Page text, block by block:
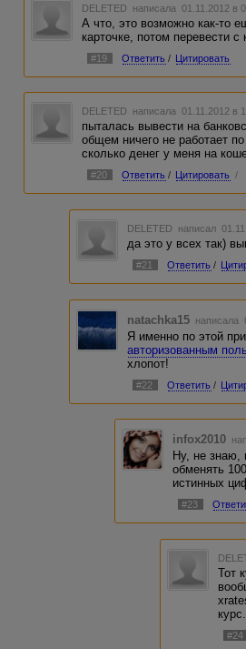
DELETED написала 01.11.2012 в
А что, это возможно как-то
карточке, потом перевести
#19 Ответить / Цитировать
DELETED написала 01.11.2012 в
пыталась вывести на
общем ничего не работает
сколько денег у меня на
#20 Ответить / Цитировать /
DELETED написал
да это у всех так)
#21 Ответить /
natachka15 написала
Я именно по этой
авторизованным
хлопот!
#22 Ответить /
infox2010
Ну, не знаю,
обменять
истинных
#23
Тот
курс.
#24